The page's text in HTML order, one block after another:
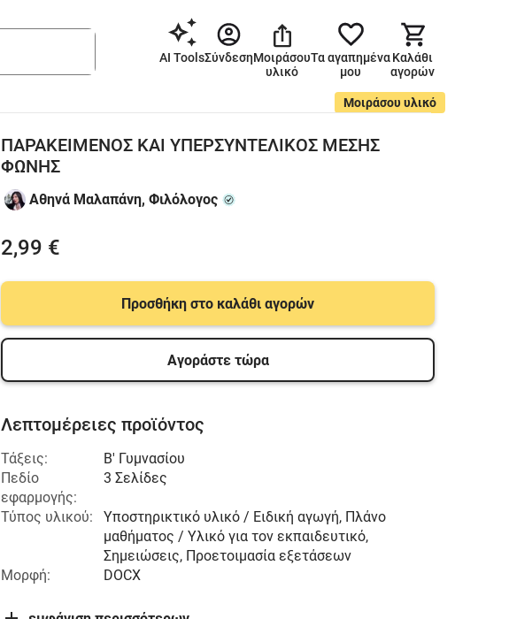
AI ToolsΣύνδεσηΜοιράσου
υλικό
Τα αγαπημένα
μου
Καλάθι
αγορών
Μοιράσου υλικό
ΠΑΡΑΚΕΙΜΕΝΟΣ ΚΑΙ ΥΠΕΡΣΥΝΤΕΛΙΚΟΣ ΜΕΣΗΣ
ΦΩΝΗΣ
Αθηνά Μαλαπάνη, Φιλόλογος
2,99 €
Προσθήκη στο καλάθι αγορών
Αγοράστε τώρα
Λεπτομέρειες προϊόντος
Τάξεις:
Β' Γυμνασίου
Πεδίο
εφαρμογής:
3 Σελίδες
Τύπος υλικού:
Υποστηρικτικό υλικό / Ειδική αγωγή, Πλάνο
μαθήματος / Υλικό για τον εκπαιδευτικό,
Σημειώσεις, Προετοιμασία εξετάσεων
Μορφή:
DOCX